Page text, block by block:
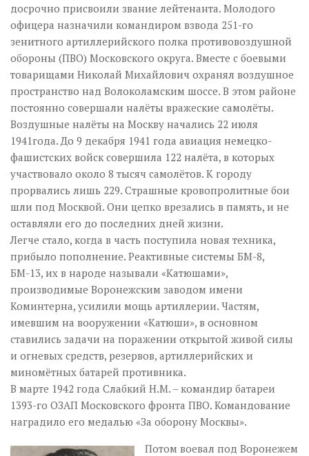
досрочно присвоили звание лейтенанта. Молодого
офицера назначили командиром взвода 251-го
зенитного артиллерийского полка противовоздушной
обороны (ПВО) Московского округа. Вместе с боевыми
товарищами Николай Михайлович охранял воздушное
пространство над Волоколамским шоссе. В этом районе
постоянно совершали налёты вражеские самолёты.
Воздушные налёты на Москву начались 22 июля
1941года. До 9 декабря 1941 года авиация немецко-
фашистских войск совершила 122 налёта, в которых
участвовало около 8 тысяч самолётов. К городу
прорвались лишь 229. Страшные кровопролитные бои
шли под Москвой. Они цепко врезались в память, и не
оставляли его до последних дней жизни.
Легче стало, когда в часть поступила новая техника,
прибыло пополнение. Реактивные системы БМ-8,
БМ-13, их в народе называли «Катюшами»,
производимые Воронежским заводом имени
Коминтерна, усилили мощь артиллерии. Частям,
имевшим на вооружении «Катюши», в основном
ставились задачи на поражении открытой живой силы
и огневых средств, резервов, артиллерийских и
миномётных батарей противника.
В марте 1942 года Слабкий Н.М. – командир батареи
1393-го ОЗАП Московского фронта ПВО. Командование
наградило его медалью «За оборону Москвы».
Потом воевал под Воронежем